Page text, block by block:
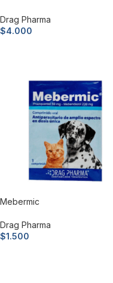
Drag Pharma
$4.000
Mebermic
Drag Pharma
$1.500